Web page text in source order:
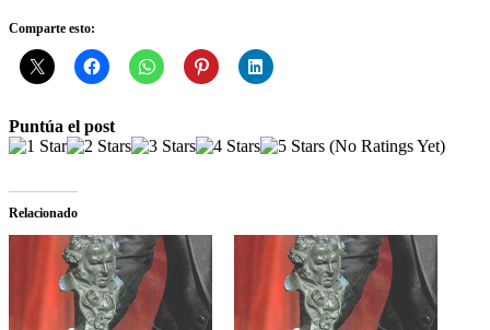
Comparte esto:
Puntúa el post
(No Ratings Yet)
Relacionado